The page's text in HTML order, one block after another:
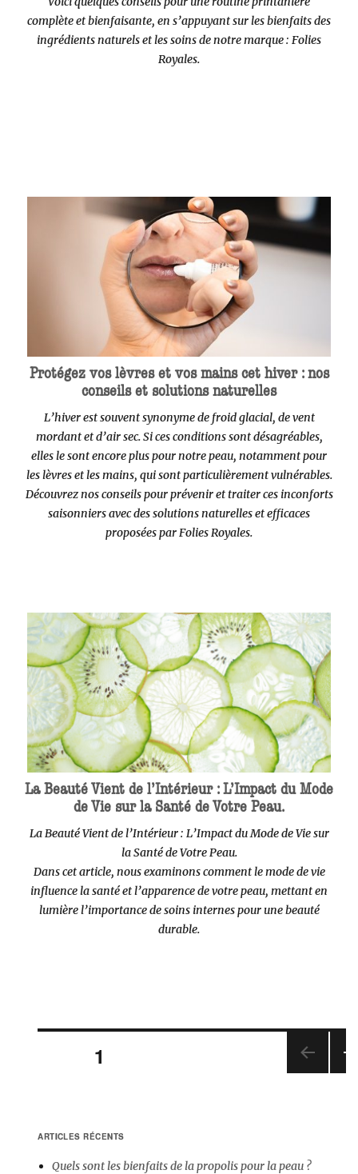
complète et bienfaisante, en s’appuyant sur les bienfaits des
ingrédients naturels et les soins de notre marque : Folies
Royales.
Protégez vos lèvres et vos mains cet hiver : nos
conseils et solutions naturelles
L’hiver est souvent synonyme de froid glacial, de vent
mordant et d’air sec. Si ces conditions sont désagréables,
elles le sont encore plus pour notre peau, notamment pour
les lèvres et les mains, qui sont particulièrement vulnérables.
Découvrez nos conseils pour prévenir et traiter ces inconforts
saisonniers avec des solutions naturelles et efficaces
proposées par Folies Royales.
La Beauté Vient de l’Intérieur : L’Impact du Mode
de Vie sur la Santé de Votre Peau.
La Beauté Vient de l’Intérieur : L’Impact du Mode de Vie sur
la Santé de Votre Peau.
Dans cet article, nous examinons comment le mode de vie
influence la santé et l’apparence de votre peau, mettant en
lumière l’importance de soins internes pour une beauté
durable.
1
ARTICLES RÉCENTS
Quels sont les bienfaits de la propolis pour la peau ?